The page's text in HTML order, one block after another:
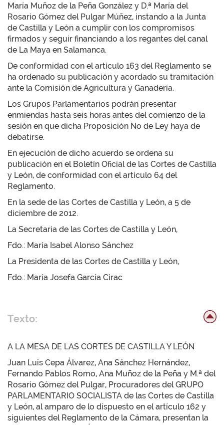
María Muñoz de la Peña González y D.ª María del
Rosario Gómez del Pulgar Múñez, instando a la Junta
de Castilla y León a cumplir con los compromisos
firmados y seguir financiando a los regantes del canal
de La Maya en Salamanca.
De conformidad con el artículo 163 del Reglamento se
ha ordenado su publicación y acordado su tramitación
ante la Comisión de Agricultura y Ganadería.
Los Grupos Parlamentarios podrán presentar
enmiendas hasta seis horas antes del comienzo de la
sesión en que dicha Proposición No de Ley haya de
debatirse.
En ejecución de dicho acuerdo se ordena su
publicación en el Boletín Oficial de las Cortes de Castilla
y León, de conformidad con el artículo 64 del
Reglamento.
En la sede de las Cortes de Castilla y León, a 5 de
diciembre de 2012.
La Secretaria de las Cortes de Castilla y León,
Fdo.: María Isabel Alonso Sánchez
La Presidenta de las Cortes de Castilla y León,
Fdo.: María Josefa García Cirac
Texto:
A LA MESA DE LAS CORTES DE CASTILLA Y LEÓN
Juan Luis Cepa Álvarez, Ana Sánchez Hernández,
Fernando Pablos Romo, Ana Muñoz de la Peña y M.ª del
Rosario Gómez del Pulgar, Procuradores del GRUPO
PARLAMENTARIO SOCIALISTA de las Cortes de Castilla
y León, al amparo de lo dispuesto en el artículo 162 y
siguientes del Reglamento de la Cámara, presentan la